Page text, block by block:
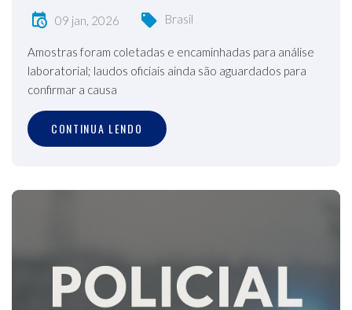
09 jan, 2026 Brasil
Amostras foram coletadas e encaminhadas para análise
laboratorial; laudos oficiais ainda são aguardados para
confirmar a causa
CONTINUA LENDO